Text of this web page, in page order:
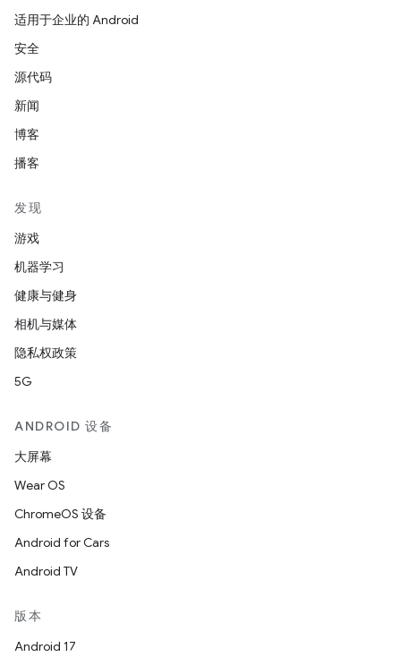
适用于企业的 Android
安全
源代码
新闻
博客
播客
发现
游戏
机器学习
健康与健身
相机与媒体
隐私权政策
5G
ANDROID 设备
大屏幕
Wear OS
ChromeOS 设备
Android for Cars
Android TV
版本
Android 17